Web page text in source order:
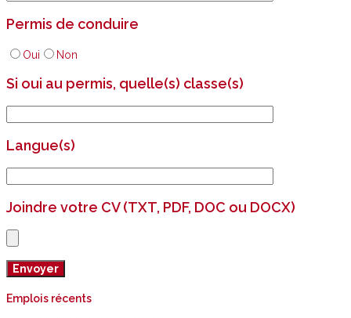
Permis de conduire
Oui Non
Si oui au permis, quelle(s) classe(s)
Langue(s)
Joindre votre CV (TXT, PDF, DOC ou DOCX)
Emplois récents